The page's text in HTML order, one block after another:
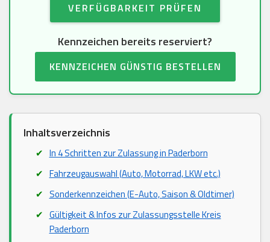
VERFÜGBARKEIT PRÜFEN
Kennzeichen bereits reserviert?
KENNZEICHEN GÜNSTIG BESTELLEN
Inhaltsverzeichnis
In 4 Schritten zur Zulassung in Paderborn
Fahrzeugauswahl (Auto, Motorrad, LKW etc.)
Sonderkennzeichen (E-Auto, Saison & Oldtimer)
Gültigkeit & Infos zur Zulassungsstelle Kreis
Paderborn